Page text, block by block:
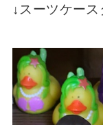
↓スーツケース